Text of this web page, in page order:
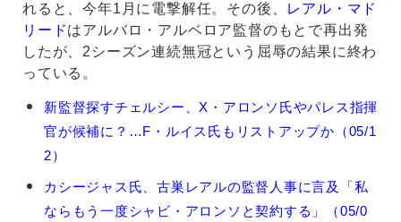
れると、今年1月に電撃解任。その後、 レアル・マド
リードはアルバロ・アルベロア監督のもとで再出発
したが、2シーズン連続無冠という屈辱の結果に終わ
っている。
シ
ビ・
ン
新監督探すチェルシー、X・アロンソ氏やパレス指揮
官が候補に？…F・ルイス氏もリストアップか（05/1
2）
カシージャス氏、古巣レアルの監督人事に言及「私
ならもう一度シャビ・アロンソと契約する」（05/0